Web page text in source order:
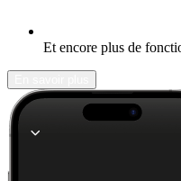
Et encore plus de